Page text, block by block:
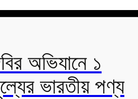
অভিযানে ১
ভারতীয় পণ্য